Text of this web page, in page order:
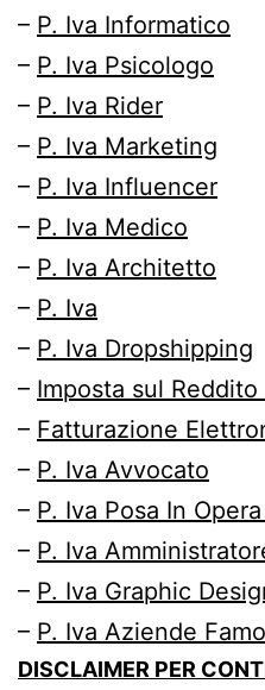
– P. Iva Informatico
– P. Iva Psicologo
– P. Iva Rider
– P. Iva Marketing
– P. Iva Influencer
– P. Iva Medico
– P. Iva Architetto
– P. Iva
– P. Iva Dropshipping
– Imposta sul
– Fatturazione
– P. Iva Avvocato
– P. Iva Posa In
– P. Iva
– P. Iva Graphic
– P. Iva Aziende
DISCLAIMER PER